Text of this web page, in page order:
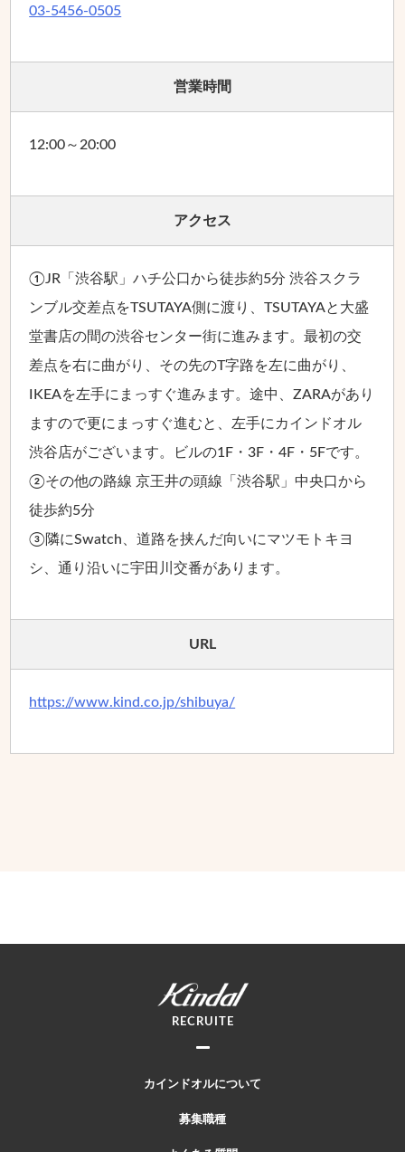
03-5456-0505
営業時間
12:00～20:00
アクセス
①JR「渋谷駅」ハチ公口から徒歩約5分 渋谷スクラ
ンブル交差点をTSUTAYA側に渡り、TSUTAYAと大盛
堂書店の間の渋谷センター街に進みます。最初の交
差点を右に曲がり、その先のT字路を左に曲がり、
IKEAを左手にまっすぐ進みます。途中、ZARAがあり
ますので更にまっすぐ進むと、左手にカインドオル
渋谷店がございます。ビルの1F・3F・4F・5Fです。
②その他の路線 京王井の頭線「渋谷駅」中央口から
徒歩約5分
③隣にSwatch、道路を挟んだ向いにマツモトキヨ
シ、通り沿いに宇田川交番があります。
URL
https://www.kind.co.jp/shibuya/
RECRUITE
カインドオルについて
募集職種